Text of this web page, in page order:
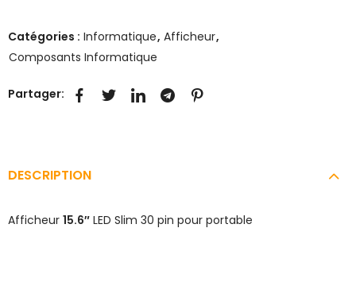
Catégories : Informatique, Afficheur,
Composants Informatique
Partager:
DESCRIPTION
Afficheur 15.6″ LED Slim 30 pin pour portable